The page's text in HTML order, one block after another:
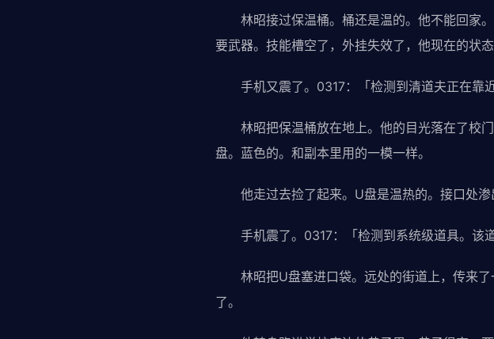
林昭接过保温桶。桶还是温的。他不能回家。
要武器。技能槽空了，外挂失效了，他现在的状
手机又震了。0317：「检测到清道夫正在靠
林昭把保温桶放在地上。他的目光落在了校门
盘。蓝色的。和副本里用的一模一样。
他走过去捡了起来。U盘是温热的。接口处渗
手机震了。0317：「检测到系统级道具。该道
林昭把U盘塞进口袋。远处的街道上，传来了
了。